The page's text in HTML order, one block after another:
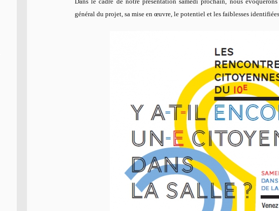
général du projet, sa mise en œuvre, le potentiel et les faiblesses